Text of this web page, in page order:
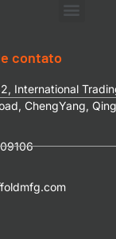
contato
International
ChengYang,